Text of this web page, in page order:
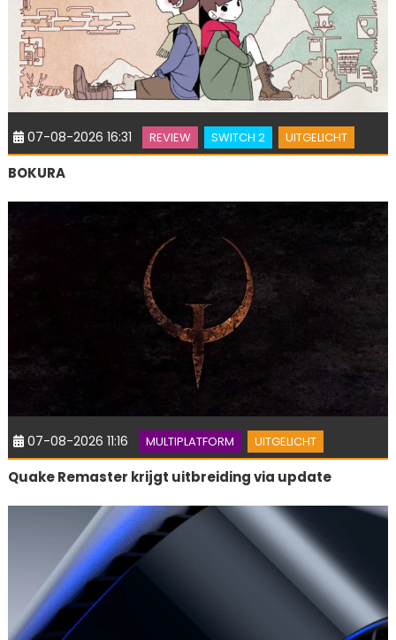
07-08-2026 16:31 REVIEW SWITCH 2 UITGELICHT
BOKURA
07-08-2026 11:16 MULTIPLATFORM UITGELICHT
Quake Remaster krijgt uitbreiding via update